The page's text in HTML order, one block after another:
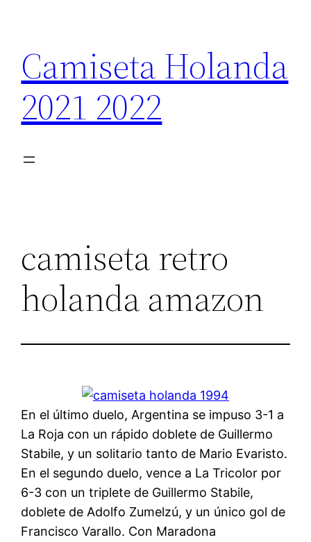
contenido
Camiseta Holanda
2021 2022
camiseta retro
holanda amazon
En el último duelo, Argentina se impuso 3-1 a
La Roja con un rápido doblete de Guillermo
Stabile, y un solitario tanto de Mario Evaristo.
En el segundo duelo, vence a La Tricolor por
6-3 con un triplete de Guillermo Stabile,
doblete de Adolfo Zumelzú, y un único gol de
Francisco Varallo. Con Maradona